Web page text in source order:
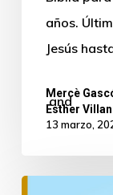
años.
Jesús
Mercè
and
Esther
13 marzo,